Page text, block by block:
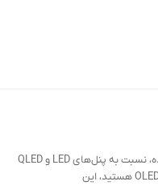
تلویزیون‌های OLED با ارائه تصاویر شفاف، کنتراست بالا و رنگ‌های زنده، نسبت به پنل‌های LED و QLED